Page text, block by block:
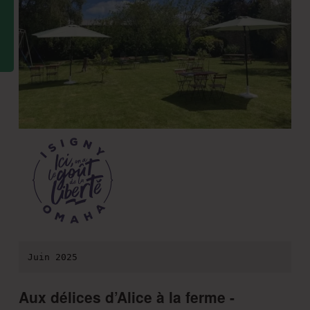
Juin 2025
Aux délices d’Alice à la ferme -